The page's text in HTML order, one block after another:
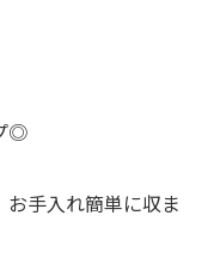
◎
手入れ簡単に収ま